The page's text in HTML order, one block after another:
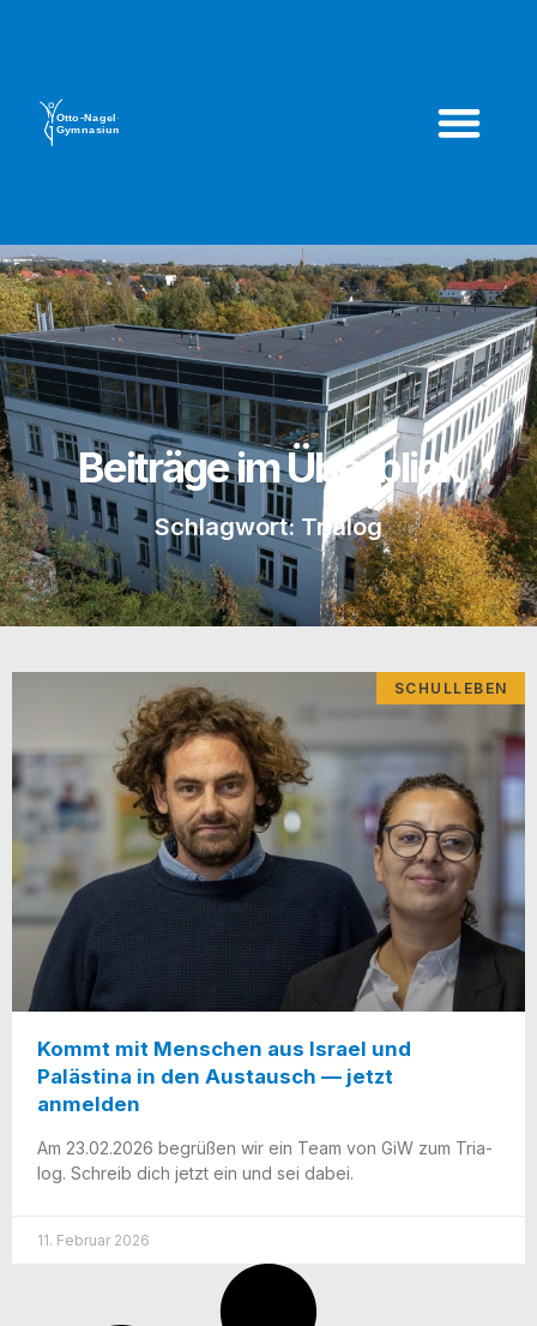
Beiträge im Überblick
Schlagwort: Trialog
SCHULLEBEN
Kommt mit Menschen aus Israel und
Palästina in den Austausch — jetzt
anmelden
Am 23.02.2026 begrü­ßen wir ein Team von GiW zum Tria­
log. Schreib dich jetzt ein und sei dabei.
11. Februar 2026